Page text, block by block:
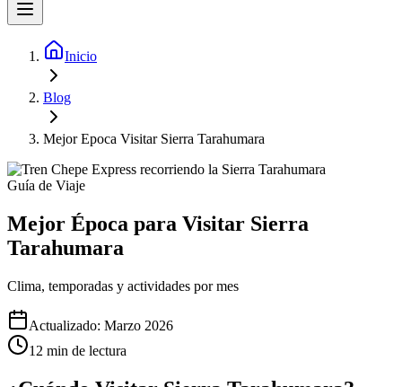
Inicio
Blog
Mejor Epoca Visitar Sierra Tarahumara
Guía de Viaje
Mejor Época para Visitar Sierra
Tarahumara
Clima, temporadas y actividades por mes
Actualizado: Marzo 2026
12 min de lectura